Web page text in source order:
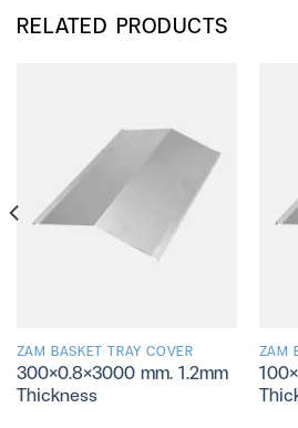
RELATED PRODUCTS
ZAM BASKET TRAY COVER
300×0.8×3000 mm. 1.2mm
Thickness
ZAM